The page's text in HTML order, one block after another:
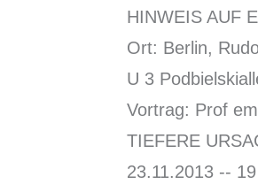
HINWEIS AUF
Ort: Berlin,
U 3
Vortrag: Prof
TIEFERE
23.11.2013 --